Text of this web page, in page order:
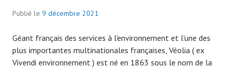
Publié le 9 décembre 2021
r
a
d
Géant français des services à l'environnement et l'une des
plus importantes multinationales françaises, Véolia ( ex
Vivendi environnement ) est né en 1863 sous le nom de la